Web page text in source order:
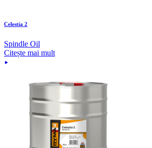
Celestia 2
Spindle Oil
Citește mai mult